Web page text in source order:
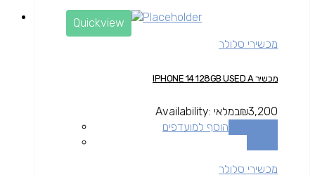
Quickview
מכשירי סלולר
מכשיר IPHONE 14 128GB USED A
₪3,200
Availability: במלאי
הוסף למועדפים
מכשירי סלולר